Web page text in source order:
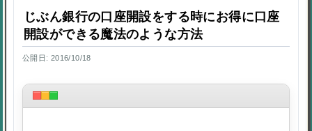
じぶん銀行の口座開設をする時にお得に口座
開設ができる魔法のような方法
公開日: 2016/10/18